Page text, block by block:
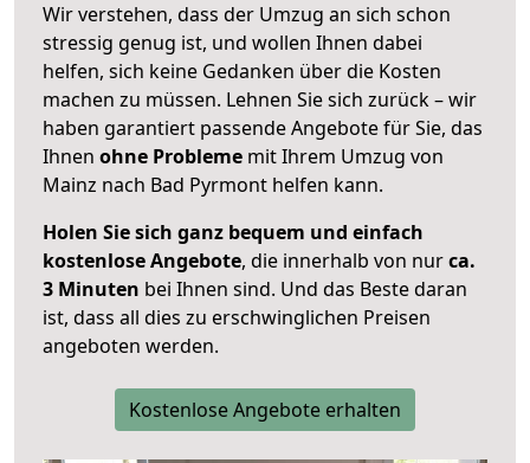
Wir verstehen, dass der Umzug an sich schon
stressig genug ist, und wollen Ihnen dabei
helfen, sich keine Gedanken über die Kosten
machen zu müssen. Lehnen Sie sich zurück – wir
haben garantiert passende Angebote für Sie, das
Ihnen ohne Probleme mit Ihrem Umzug von
Mainz nach Bad Pyrmont helfen kann.
Holen Sie sich ganz bequem und einfach
kostenlose Angebote, die innerhalb von nurca.
3 Minuten bei Ihnen sind. Und das Beste daran
ist, dass all dies zu erschwinglichen Preisen
angeboten werden.
Kostenlose Angebote erhalten